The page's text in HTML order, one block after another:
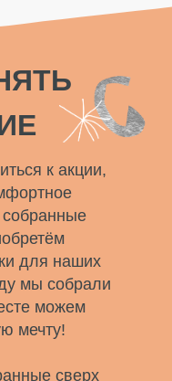
к акции,
для наших
мы собрали
можем
мечту!
сверх